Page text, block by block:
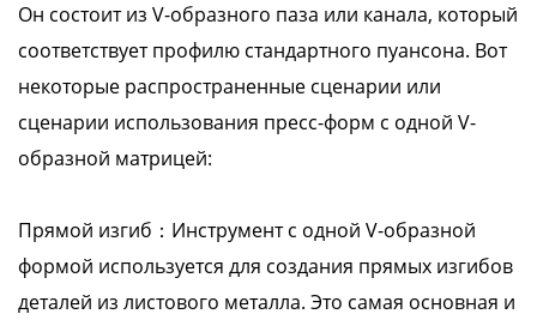
Он состоит из V-образного паза или канала, который
соответствует профилю стандартного пуансона. Вот
некоторые распространенные сценарии или
сценарии использования пресс-форм с одной V-
образной матрицей:
Прямой изгиб：Инструмент с одной V-образной
формой используется для создания прямых изгибов
деталей из листового металла. Это самая основная и